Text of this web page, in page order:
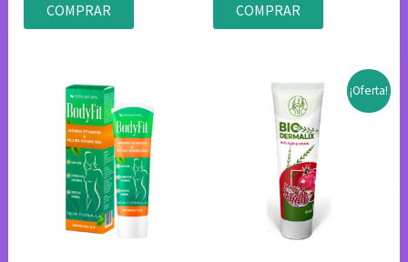
4.80
de 5
COMPRAR
4.80
de 5
COMPRAR
¡Oferta!